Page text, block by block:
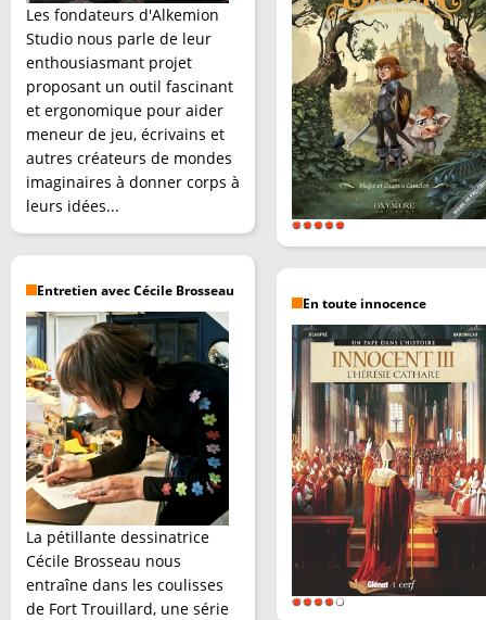
Les fondateurs d'Alkemion
Studio nous parle de leur
enthousiasmant projet
proposant un outil fascinant
et ergonomique pour aider
meneur de jeu, écrivains et
autres créateurs de mondes
imaginaires à donner corps à
leurs idées...
Entretien avec Cécile Brosseau
La pétillante dessinatrice
Cécile Brosseau nous
entraîne dans les coulisses
de Fort Trouillard, une série
En toute innocence